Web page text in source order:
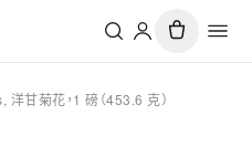
甘菊花，1 磅（453.6 克）